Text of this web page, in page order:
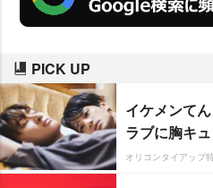
PICK UP
イケメンて
ラブに胸キ
オリコンタイアップ